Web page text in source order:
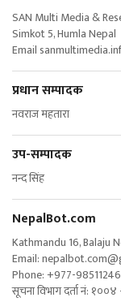
SAN Multi Media &
Simkot 5, Humla Nepal
Email
प्रधान
नवराज महतारा
उप-सम्पादक
नन्द सिंह
NepalBot.com
Kathmandu 16, Balaju
Email:
Phone: +977-
सूचना विभाग दर्ता नं: